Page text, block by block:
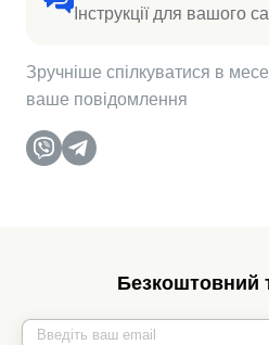
Інструкції для вашого
Зручніше спілкуватися в
ваше повідомлення
Безкоштовний